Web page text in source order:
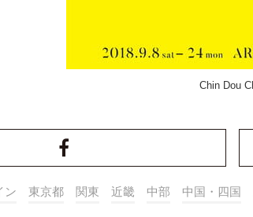
Chin Dou
ン 東京都 関東 近畿 中部 中国・四国